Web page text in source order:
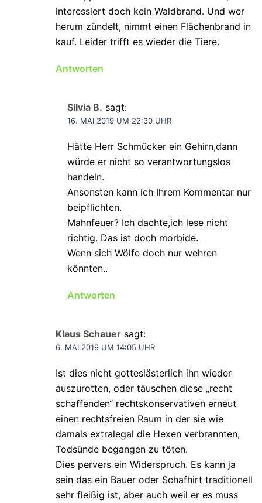
interessiert doch kein Waldbrand. Und wer
herum zündelt, nimmt einen Flächenbrand in
kauf. Leider trifft es wieder die Tiere.
Antworten
Silvia B. sagt:
16. MAI 2019 UM 22:30 UHR
Hätte Herr Schmücker ein Gehirn,dann
würde er nicht so verantwortungslos
handeln.
Ansonsten kann ich Ihrem Kommentar nur
beipflichten.
Mahnfeuer? Ich dachte,ich lese nicht
richtig. Das ist doch morbide.
Wenn sich Wölfe doch nur wehren
könnten..
Antworten
Klaus Schauer sagt:
6. MAI 2019 UM 14:05 UHR
Ist dies nicht gotteslästerlich ihn wieder
auszurotten, oder täuschen diese „recht
schaffenden“ rechtskonservativen erneut
einen rechtsfreien Raum in der sie wie
damals extralegal die Hexen verbrannten,
Todsünde begangen zu töten.
Dies pervers ein Widerspruch. Es kann ja
sein das ein Bauer oder Schafhirt traditionell
sehr fleißig ist, aber auch weil er es muss